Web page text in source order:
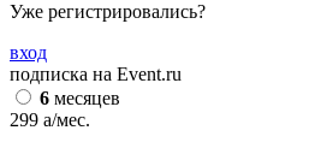
Уже регистрировались?
вход
подписка на Event.ru
6 месяцев
299 a/мес.